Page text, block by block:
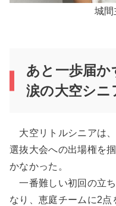
城間
あと一歩届
涙の大空シニ
大空リトルシニアは
選抜大会への出場権を
かなかった。
一番難しい初回の立
なり、恵庭チームに2